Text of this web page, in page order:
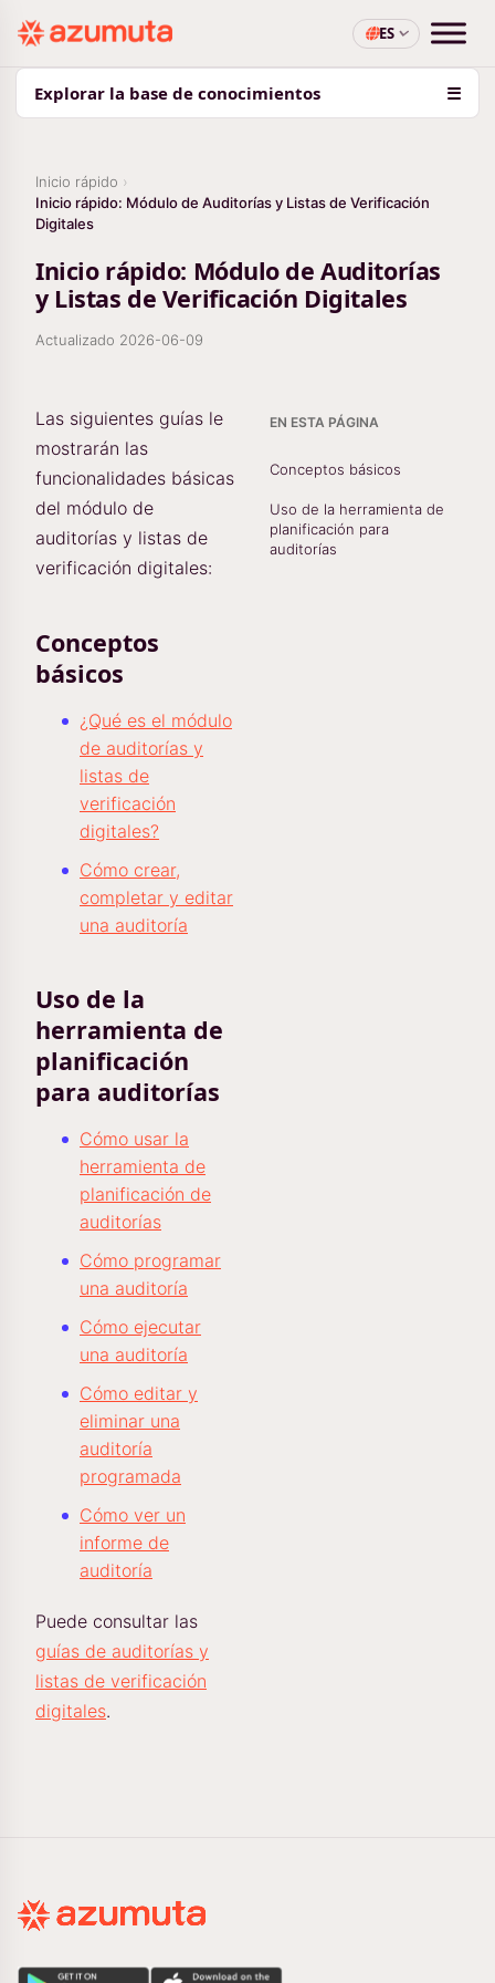
ES
Explorar la base de conocimientos ☰
Inicio rápido
Inicio rápido: Módulo de Auditorías y Listas de Verificación
Digitales
Inicio rápido: Módulo de Auditorías
y Listas de Verificación Digitales
Actualizado 2026-06-09
Las siguientes guías le
mostrarán las
funcionalidades básicas
del módulo de
auditorías y listas de
verificación digitales:
Conceptos
básicos
¿Qué es el módulo
de auditorías y
listas de
verificación
digitales?
Cómo crear,
completar y editar
una auditoría
Uso de la
herramienta de
planificación
para auditorías
Cómo usar la
herramienta de
planificación de
auditorías
Cómo programar
una auditoría
Cómo ejecutar
una auditoría
Cómo editar y
eliminar una
auditoría
programada
Cómo ver un
informe de
auditoría
Puede consultar las
guías de auditorías y
listas de verificación
digitales.
EN ESTA PÁGINA
Conceptos básicos
Uso de la herramienta de
planificación para
auditorías